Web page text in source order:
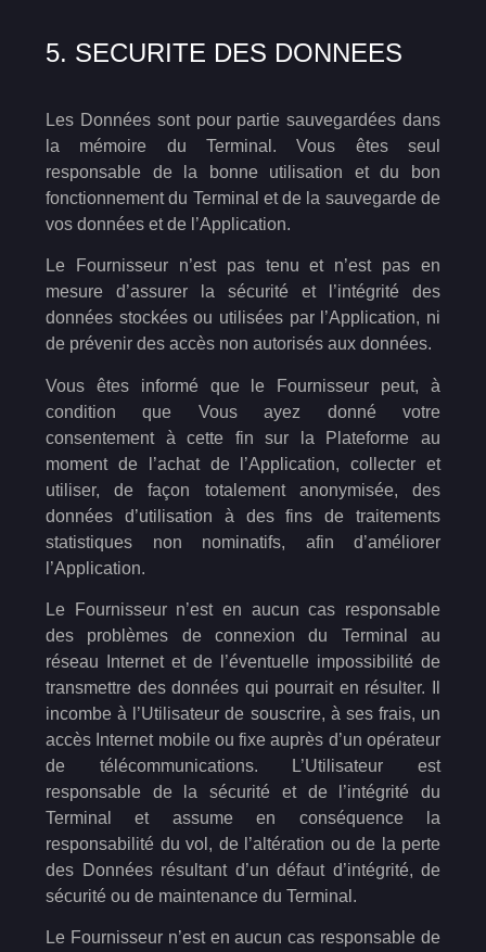
5. SECURITE DES DONNEES
Les Données sont pour partie sauvegardées dans
la mémoire du Terminal. Vous êtes seul
responsable de la bonne utilisation et du bon
fonctionnement du Terminal et de la sauvegarde de
vos données et de l’Application.
Le Fournisseur n’est pas tenu et n’est pas en
mesure d’assurer la sécurité et l’intégrité des
données stockées ou utilisées par l’Application, ni
de prévenir des accès non autorisés aux données.
Vous êtes informé que le Fournisseur peut, à
condition que Vous ayez donné votre
consentement à cette fin sur la Plateforme au
moment de l’achat de l’Application, collecter et
utiliser, de façon totalement anonymisée, des
données d’utilisation à des fins de traitements
statistiques non nominatifs, afin d’améliorer
l’Application.
Le Fournisseur n’est en aucun cas responsable
des problèmes de connexion du Terminal au
réseau Internet et de l’éventuelle impossibilité de
transmettre des données qui pourrait en résulter. Il
incombe à l’Utilisateur de souscrire, à ses frais, un
accès Internet mobile ou fixe auprès d’un opérateur
de télécommunications. L’Utilisateur est
responsable de la sécurité et de l’intégrité du
Terminal et assume en conséquence la
responsabilité du vol, de l’altération ou de la perte
des Données résultant d’un défaut d’intégrité, de
sécurité ou de maintenance du Terminal.
Le Fournisseur n’est en aucun cas responsable de